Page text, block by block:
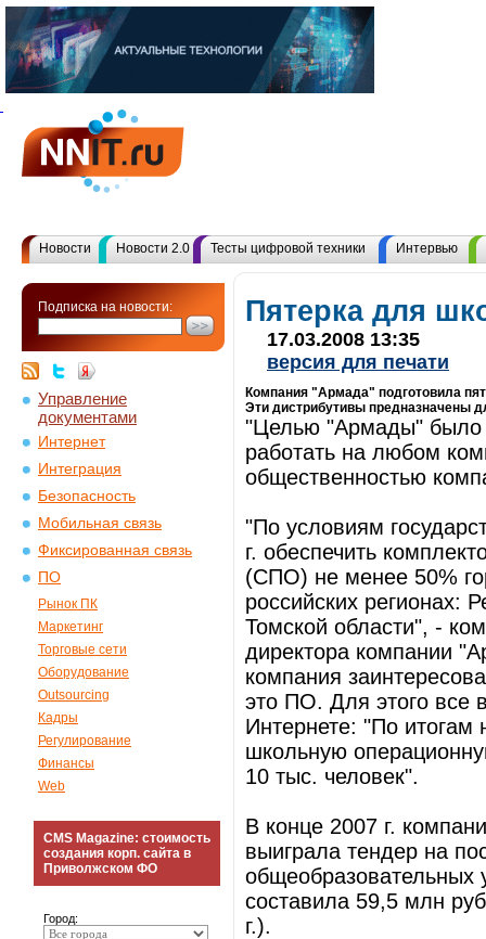
Новости Новости 2.0 Тесты цифровой техники Интервью
Подписка на новости:
Управление
документами
Интернет
Интеграция
Безопасность
Мобильная связь
Фиксированная связь
ПО
Рынок ПК
Маркетинг
Торговые сети
Оборудование
Outsourcing
Кадры
Регулирование
Финансы
Web
CMS Magazine: стоимость
создания корп. сайта в
Приволжском ФО
Город:
Пятерка для
17.03.2008 13:35
версия для печати
Компания "Армада" подготовила
Эти дистрибутивы предназначены
"Целью "Армады" было
работать на любом
общественностью
"По условиям
г. обеспечить
(СПО) не менее 50%
российских регионах:
Томской области", -
директора компании
компания
это ПО. Для этого все
Интернете: "По итогам
школьную
10 тыс. человек".
В конце 2007 г.
выиграла тендер на
общеобразовательных
составила 59,5 млн
г.).